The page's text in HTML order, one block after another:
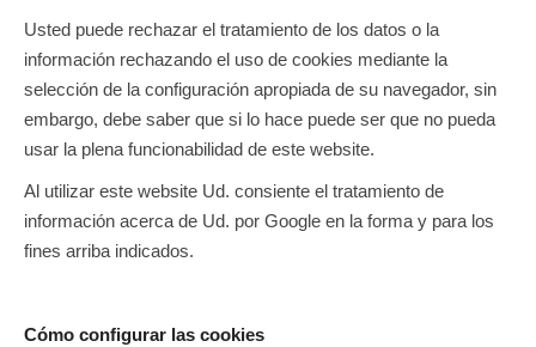
Usted puede rechazar el tratamiento de los datos o la
información rechazando el uso de cookies mediante la
selección de la configuración apropiada de su navegador, sin
embargo, debe saber que si lo hace puede ser que no pueda
usar la plena funcionabilidad de este website.
Al utilizar este website Ud. consiente el tratamiento de
información acerca de Ud. por Google en la forma y para los
fines arriba indicados.
Cómo configurar las cookies